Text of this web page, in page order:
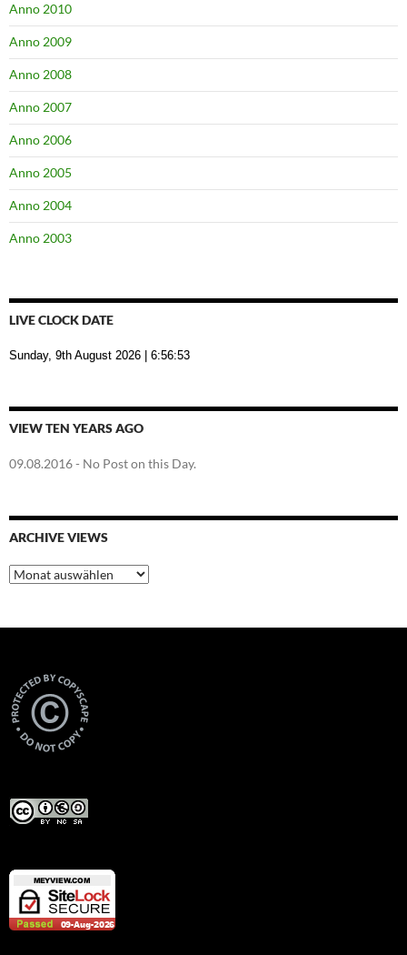
Anno 2010
Anno 2009
Anno 2008
Anno 2007
Anno 2006
Anno 2005
Anno 2004
Anno 2003
LIVE CLOCK DATE
Sunday, 9th August 2026 | 6:56:53
VIEW TEN YEARS AGO
09.08.2016- No Post on this Day.
ARCHIVE VIEWS
Archive
Views